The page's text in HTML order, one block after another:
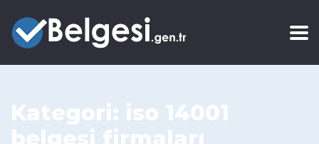
Kategori: iso 14001
belgesi firmaları